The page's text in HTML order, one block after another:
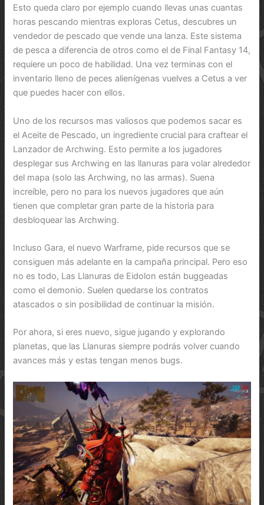
Esto queda claro por ejemplo cuando llevas unas cuantas
horas pescando mientras exploras Cetus, descubres un
vendedor de pescado que vende una lanza. Este sistema
de pesca a diferencia de otros como el de Final Fantasy 14,
requiere un poco de habilidad. Una vez terminas con el
inventario lleno de peces alienígenas vuelves a Cetus a ver
que puedes hacer con ellos.
Uno de los recursos mas valiosos que podemos sacar es
el Aceite de Pescado, un ingrediente crucial para craftear el
Lanzador de Archwing. Esto permite a los jugadores
desplegar sus Archwing en las llanuras para volar alrededor
del mapa (solo las Archwing, no las armas). Suena
increíble, pero no para los nuevos jugadores que aún
tienen que completar gran parte de la historia para
desbloquear las Archwing.
Incluso Gara, el nuevo Warframe, pide recursos que se
consiguen más adelante en la campaña principal. Pero eso
no es todo, Las Llanuras de Eidolon están buggeadas
como el demonio. Suelen quedarse los contratos
atascados o sin posibilidad de continuar la misión.
Por ahora, si eres nuevo, sigue jugando y explorando
planetas, que las Llanuras siempre podrás volver cuando
avances más y estas tengan menos bugs.